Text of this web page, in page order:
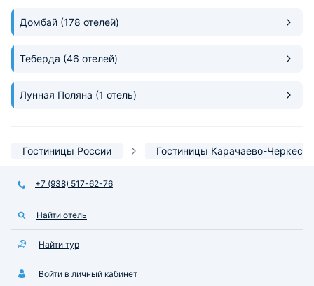
Домбай (178 отелей)
Теберда (46 отелей)
Лунная Поляна (1 отель)
Гостиницы России Гостиницы Карачаево-Черкесии
+7 (938) 517-62-76
Найти отель
Найти тур
Войти в личный кабинет